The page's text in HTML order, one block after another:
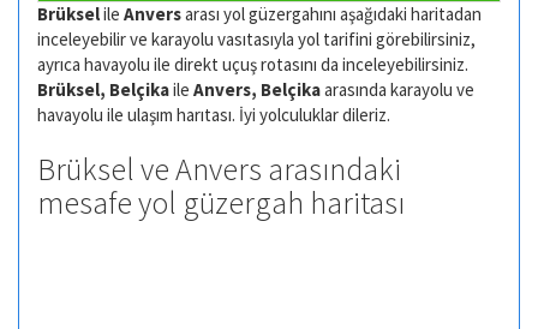
Brükselile Anversarası yol güzergahını aşağıdaki haritadan
inceleyebilir ve karayolu vasıtasıyla yol tarifini görebilirsiniz,
ayrıca havayolu ile direkt uçuş rotasını da inceleyebilirsiniz.
Brüksel, Belçikaile Anvers, Belçikaarasında karayolu ve
havayolu ile ulaşım harıtası. İyi yolculuklar dileriz.
Brüksel ve Anvers arasındaki
mesafe yol güzergah haritası